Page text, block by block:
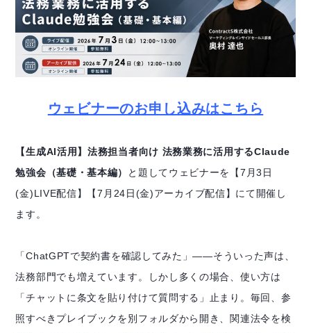
ウェビナーのお申し込みはこちら
【生成AI活用】法務担当者向け 法務業務に活用するClaude
勉強会（基礎・基本編）
と題してウェビナーを【7月3日
(金)LIVE配信】【7月24日(金)アーカイブ配信】にて開催し
ます。
「ChatGPTで契約書を確認してみた」——そういった声は、
法務部門でも増えています。しかし多くの場合、使い方は
「チャットに条文を貼り付けて質問する」止まり。毎回、参
照すべきプレイブックを別フォルダから開き、関連法令を検